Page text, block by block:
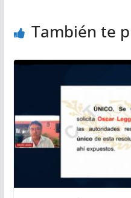
También te